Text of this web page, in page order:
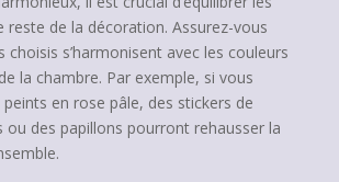
reste de la décoration. Assurez-vous
choisis s’harmonisent avec les couleurs
la chambre. Par exemple, si vous
en rose pâle, des stickers de
ou des papillons pourront rehausser la